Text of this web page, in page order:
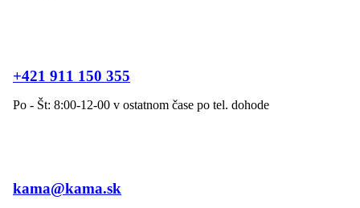
+421 911 150 355
Po - Št: 8:00-12-00 v ostatnom čase po tel. dohode
kama@kama.sk